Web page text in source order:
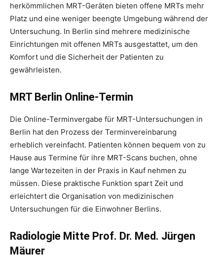
herkömmlichen MRT-Geräten bieten offene MRTs mehr
Platz und eine weniger beengte Umgebung während der
Untersuchung. In Berlin sind mehrere medizinische
Einrichtungen mit offenen MRTs ausgestattet, um den
Komfort und die Sicherheit der Patienten zu
gewährleisten.
MRT Berlin Online-Termin
Die Online-Terminvergabe für MRT-Untersuchungen in
Berlin hat den Prozess der Terminvereinbarung
erheblich vereinfacht. Patienten können bequem von zu
Hause aus Termine für ihre MRT-Scans buchen, ohne
lange Wartezeiten in der Praxis in Kauf nehmen zu
müssen. Diese praktische Funktion spart Zeit und
erleichtert die Organisation von medizinischen
Untersuchungen für die Einwohner Berlins.
Radiologie Mitte Prof. Dr. Med. Jürgen
Mäurer